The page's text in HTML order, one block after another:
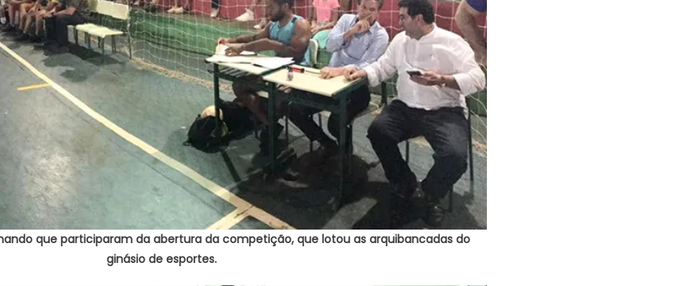
que participaram da abertura da competição, que lotou as arquibancadas do
ginásio de esportes.